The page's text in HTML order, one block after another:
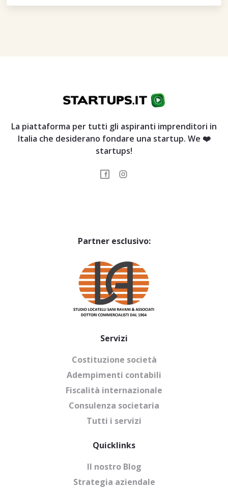
La piattaforma per tutti gli aspiranti imprenditori in
Italia che desiderano fondare una startup. We ❤️
startups!
Partner esclusivo:
Servizi
Costituzione società
Adempimenti contabili
Fiscalità internazionale
Consulenza societaria
Tutti i servizi
Quicklinks
Il nostro Blog
Strategia aziendale